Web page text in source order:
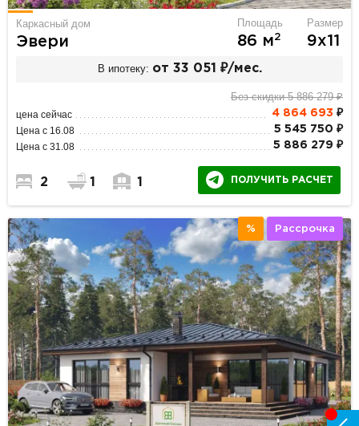
Каркасный дом
Эвери
Площадь
86 м2
Размер
9х11
В ипотеку: от 33 051 ₽/мес.
Без скидки 5 886 279 ₽
цена сейчас 4 864 693 ₽
Цена с 16.08 5 545 750 ₽
Цена с 31.08 5 886 279 ₽
2 1 1 ПОЛУЧИТЬ РАСЧЕТ
% Рассрочка